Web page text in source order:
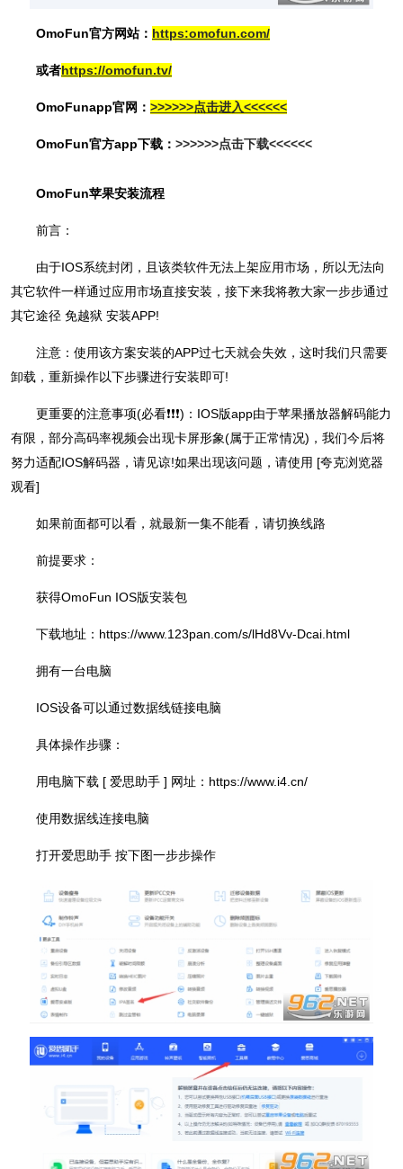
OmoFun官方网站： https:omofun.com/
或者https://omofun.tv/
OmoFunapp官网： >>>>>>点击进入<<<<<<
OmoFun官方app下载： >>>>>>点击下载<<<<<<
OmoFun苹果安装流程
前言：
由于IOS系统封闭，且该类软件无法上架应用市场，所以无法向
其它软件一样通过应用市场直接安装，接下来我将教大家一步步通过
其它途径 免越狱 安装APP!
注意：使用该方案安装的APP过七天就会失效，这时我们只需要
卸载，重新操作以下步骤进行安装即可!
更重要的注意事项(必看❗❗❗)：IOS版app由于苹果播放器解码能力
有限，部分高码率视频会出现卡屏形象(属于正常情况)，我们今后将
努力适配IOS解码器，请见谅!如果出现该问题，请使用 [夸克浏览器
观看]
如果前面都可以看，就最新一集不能看，请切换线路
前提要求：
获得OmoFun IOS版安装包
下载地址：https://www.123pan.com/s/lHd8Vv-Dcai.html
拥有一台电脑
IOS设备可以通过数据线链接电脑
具体操作步骤：
用电脑下载 [ 爱思助手 ] 网址：https://www.i4.cn/
使用数据线连接电脑
打开爱思助手 按下图一步步操作